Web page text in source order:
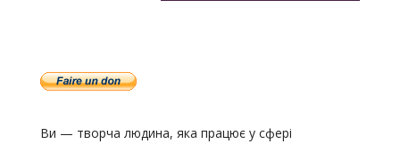
Ви — творча людина, яка працює у сфері